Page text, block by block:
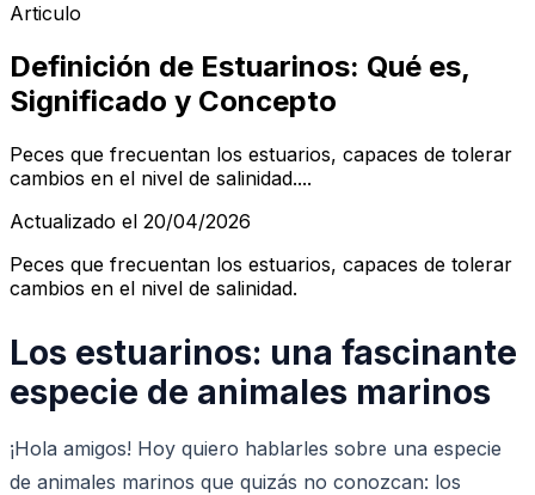
Articulo
Definición de Estuarinos: Qué es,
Significado y Concepto
Peces que frecuentan los estuarios, capaces de tolerar
cambios en el nivel de salinidad....
Actualizado el 20/04/2026
Peces que frecuentan los estuarios, capaces de tolerar
cambios en el nivel de salinidad.
Los estuarinos: una fascinante
especie de animales marinos
¡Hola amigos! Hoy quiero hablarles sobre una especie
de animales marinos que quizás no conozcan: los